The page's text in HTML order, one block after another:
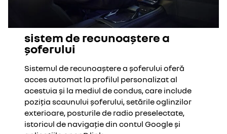
sistem de recunoaștere a
șoferului
Sistemul de recunoaștere a șoferului oferă
acces automat la profilul personalizat al
acestuia și la mediul de condus, care include
poziția scaunului șoferului, setările oglinzilor
exterioare, posturile de radio preselectate,
istoricul de navigație din contul Google și